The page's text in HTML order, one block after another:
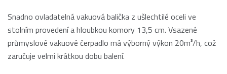
Snadno ovladatelná vakuová balička z ušlechtilé oceli ve
stolním provedení a hloubkou komory 13,5 cm. Vsazené
průmyslové vakuové čerpadlo má výborný výkon 20m³/h, což
zaručuje velmi krátkou dobu balení.